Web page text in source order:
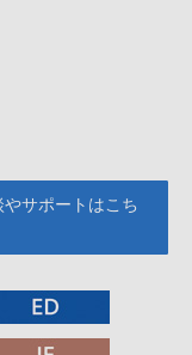
サポートはこち